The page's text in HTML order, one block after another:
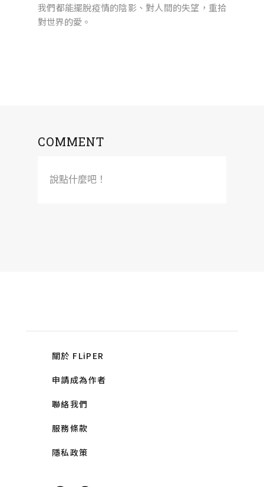
我們都能擺脫疫情的陰影、對人間的失望，重拾
對世界的愛。
COMMENT
說點什麼吧！
關於 FLiPER
申請成為作者
聯絡我們
服務條款
隱私政策